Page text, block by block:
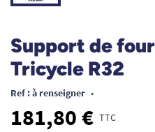
Support de
Tricycle R32
Ref : à renseigner •
181,80 € TTC